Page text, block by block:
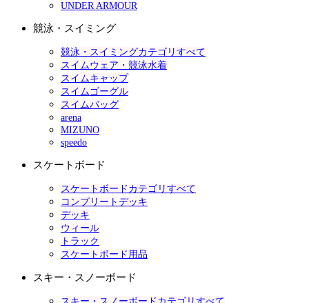
UNDER ARMOUR
競泳・スイミング
競泳・スイミングカテゴリすべて
スイムウェア・競泳水着
スイムキャップ
スイムゴーグル
スイムバッグ
arena
MIZUNO
speedo
スケートボード
スケートボードカテゴリすべて
コンプリートデッキ
デッキ
ウィール
トラック
スケートボード用品
スキー・スノーボード